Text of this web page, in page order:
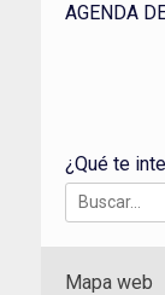
AGENDA
¿Qué te
Buscar:
Mapa web